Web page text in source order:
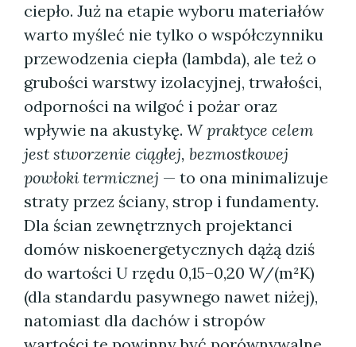
ciepło. Już na etapie wyboru materiałów
warto myśleć nie tylko o współczynniku
przewodzenia ciepła (lambda), ale też o
grubości warstwy izolacyjnej, trwałości,
odporności na wilgoć i pożar oraz
wpływie na akustykę. W praktyce celem
jest stworzenie ciągłej, bezmostkowej
powłoki termicznej — to ona minimalizuje
straty przez ściany, strop i fundamenty.
Dla ścian zewnętrznych projektanci
domów niskoenergetycznych dążą dziś
do wartości U rzędu 0,15–0,20 W/(m²K)
(dla standardu pasywnego nawet niżej),
natomiast dla dachów i stropów